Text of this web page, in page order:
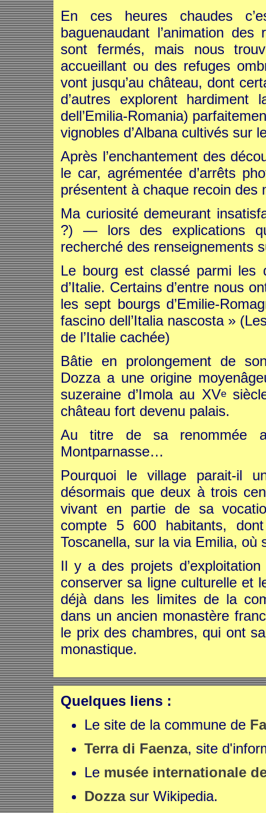
En ces heures chaudes
baguenaudant l’animation
sont fermés, mais nous
accueillant ou des refuges
vont jusqu’au château, dont
d’autres explorent hardiment
dell’Emilia-Romania)
vignobles d’Albana cultivés sur
Après l’enchantement des
le car, agrémentée d’arrêts
présentent à chaque recoin des
Ma curiosité demeurant
?) — lors des explications
recherché des renseignements
Le bourg est classé parmi les
d’Italie. Certains d’entre nous
les sept bourgs d’Emilie-
fascino dell’Italia nascosta »
de l’Italie cachée)
Bâtie en prolongement de
Dozza a une origine
suzeraine d’Imola au XVe
château fort devenu palais.
Au titre de sa renommée
Montparnasse…
Pourquoi le village parait-il
désormais que deux à trois
vivant en partie de sa
compte 5 600 habitants,
Toscanella, sur la via Emilia, où
Il y a des projets
conserver sa ligne culturelle et
déjà dans les limites de la
dans un ancien monastère
le prix des chambres, qui ont
monastique.
Quelques liens :
Le site de la commune de
Terra di Faenza, site
Le musée internationale
Dozzasur Wikipedia.